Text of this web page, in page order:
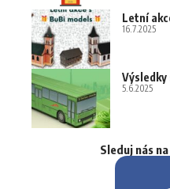
Letní
16.7.2025
Výsledky
5.6.2025
Sleduj nás